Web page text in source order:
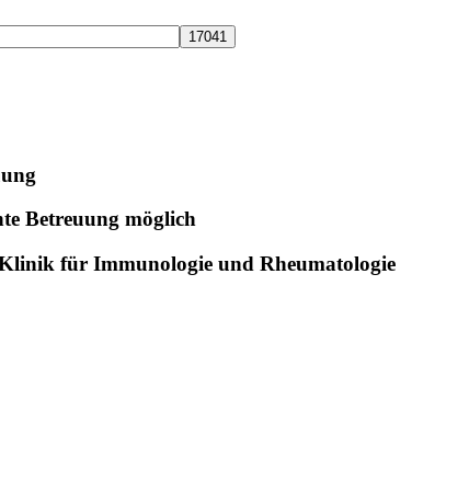
Betreuung möglich
für Immunologie und Rheumatologie